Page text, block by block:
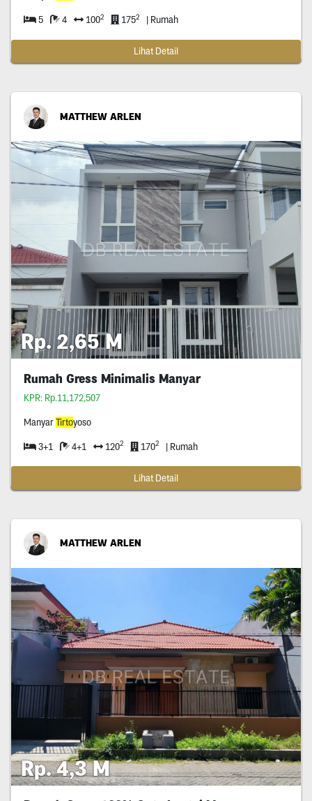
5 4 1002 1752 | Rumah
Lihat Detail
MATTHEW ARLEN
Rp. 2,65 M
Rumah Gress Minimalis Manyar
KPR: Rp.11,172,507
ManyarTirtoyoso
3+1 4+1 1202 1702 | Rumah
Lihat Detail
MATTHEW ARLEN
Rp. 4,3 M